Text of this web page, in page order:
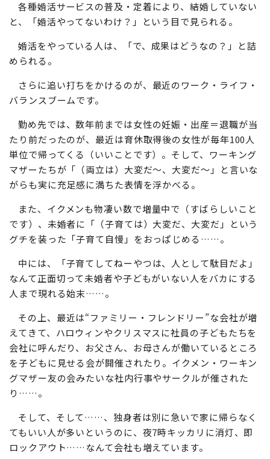
各種婚活サービスの普及・定着により、結婚していない
と、「婚活やってないわけ？」という目で見られる。
婚活をやっている人は、「で、成果はどうなの？」と詰
められる。
さらに追い打ちをかけるのが、最近のワーク・ライフ・
バランスブームです。
勤め先では、数年前までは女性の妊娠・出産＝退職が当
たり前だったのが、最近は育休取得後の女性が毎年100人
単位で帰ってくる（いいことです）。そして、ワーキング
マザーたちが「（両立は）大変だ～、大変だ～」と言いな
がらも実に充足感に満ちた表情を浮かべる。
また、イクメンも物凄い数で増量中で（すばらしいこと
です）、未婚者に「（子育ては）大変だ、大変だ」という
グチを装った「子育て自慢」をおっぱじめる……。
中には、「子育てしてねーやつは、人として駄目だよ」
なんて正面切って未婚者や子どもがいない人をバカにする
人まで現れる始末……。
その上、最近は“ファミリー・フレンドリー”な会社が増
えてきて、ハロウィンやクリスマスに社員の子どもたちを
会社に呼んだり、お父さん、お母さんが働いているところ
を子どもに見せる会が開催されたり。イクメン・ワーキン
グマザー友の会みたいな社内行事やサークルが催された
り……。
そして、そして……、独身者は別に急いで家に帰らなく
てもいい人が多いというのに、夜7時キッカリに消灯、即
ロックアウト……なんて会社も増えています。